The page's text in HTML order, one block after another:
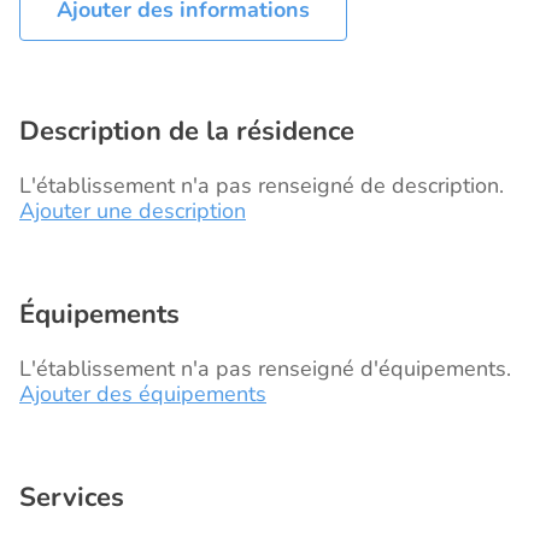
Ajouter des informations
Description de la résidence
L'établissement n'a pas renseigné de description.
Ajouter une description
Équipements
L'établissement n'a pas renseigné d'équipements.
Ajouter des équipements
Services